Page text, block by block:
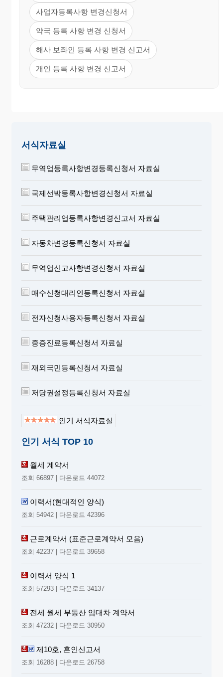
사업자등록사항 변경신청서
약국 등록 사항 변경 신청서
해사 보좌인 등록 사항 변경 신고서
개인 등록 사항 변경 신고서
서식자료실
무역업등록사항변경등록신청서 자료실
국제선박등록사항변경신청서 자료실
주택관리업등록사항변경신고서 자료실
자동차변경등록신청서 자료실
무역업신고사항변경신청서 자료실
매수신청대리인등록신청서 자료실
전자신청사용자등록신청서 자료실
중증진료등록신청서 자료실
재외국민등록신청서 자료실
저당권설정등록신청서 자료실
인기 서식자료실
인기 서식 TOP 10
월세 계약서
조회 66897 | 다운로드 44072
이력서(현대적인 양식)
조회 54942 | 다운로드 42396
근로계약서 (표준근로계약서 모음)
조회 42237 | 다운로드 39658
이력서 양식 1
조회 57293 | 다운로드 34137
전세 월세 부동산 임대차 계약서
조회 47232 | 다운로드 30950
제10호, 혼인신고서
조회 16288 | 다운로드 26758